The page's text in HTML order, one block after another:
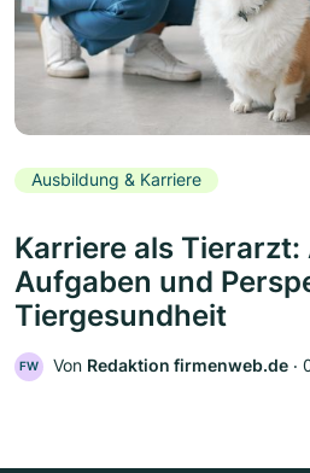
Ausbildung & Karriere
Karriere als
Aufgaben und
Tiergesundheit
FW Von Redaktion firmenweb.de ‧